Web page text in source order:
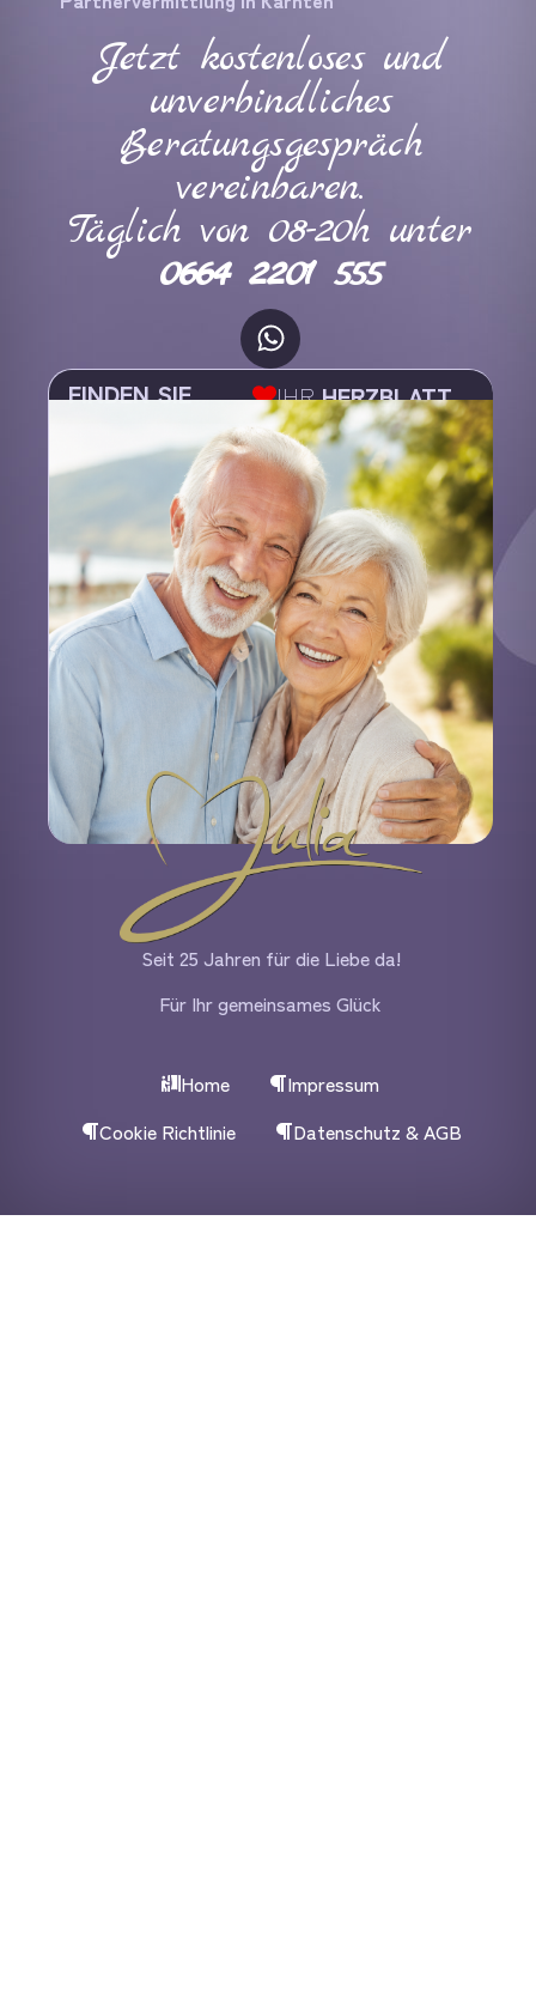
Jetzt kostenloses und
unverbindliches
Beratungsgespräch
vereinbaren.
Täglich von 08-20h unter
0664 2201 555
FINDEN SIE IHRHERZBLATT
Seit 25 Jahren für die Liebe da!
Für Ihr gemeinsames Glück
Home
Impressum
Cookie Richtlinie
Datenschutz & AGB